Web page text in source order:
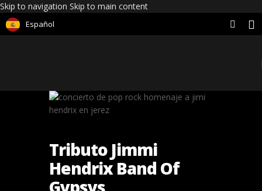
Skip to navigation Skip to main content
Español
Tributo Jimmi
Hendrix Band Of